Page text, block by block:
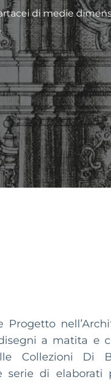
di medie
a matita e
Collezioni Di
serie di